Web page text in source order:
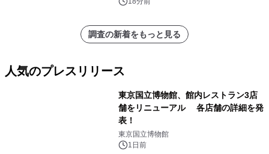
調査の新着をもっと見る
人気のプレスリリース
東京国立博物館、館内レストラン3店
舗をリニューアル 各店舗の詳細を発
表！
東京国立博物館
1日前